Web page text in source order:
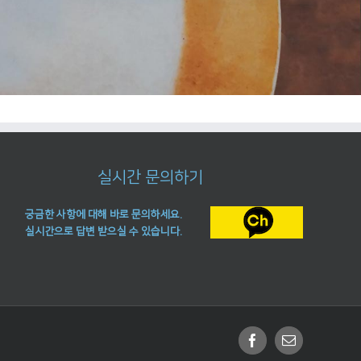
실시간 문의하기
궁금한 사항에 대해 바로 문의하세요.
실시간으로 답변 받으실 수 있습니다.
Facebook
Email